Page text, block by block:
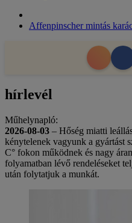
Affenpinscher mintás
hírlevél
Műhelynapló:
2026-08-03 – Hőség miatti
kénytelenek vagyunk a gyártást
C° fokon működnek és nagy
folyamatban lévő rendeléseket
után folytatjuk a munkát.